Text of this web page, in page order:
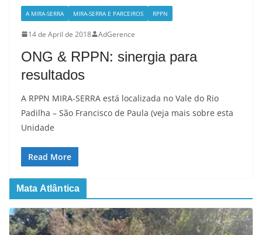
A MIRA-SERRA MIRA-SERRA E PARCEIROS RPPN
14 de April de 2018 AdGerence
ONG & RPPN: sinergia para
resultados
A RPPN MIRA-SERRA está localizada no Vale do Rio
Padilha – São Francisco de Paula (veja mais sobre esta
Unidade
Read More
Mata Atlântica